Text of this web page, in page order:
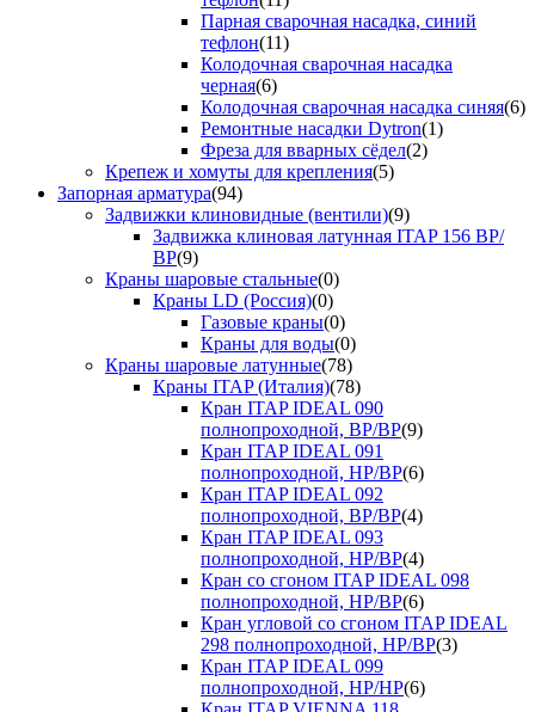
Парная сварочная насадка, синий
тефлон(11)
Колодочная сварочная насадка
черная(6)
Колодочная сварочная насадка синяя(6)
Ремонтные насадки Dytron(1)
Фреза для вварных сёдел(2)
Крепеж и хомуты для крепления(5)
Запорная арматура(94)
Задвижки клиновидные (вентили)(9)
Задвижка клиновая латунная ITAP 156 ВР/
ВР(9)
Краны шаровые стальные(0)
Краны LD (Россия)(0)
Газовые краны(0)
Краны для воды(0)
Краны шаровые латунные(78)
Краны ITAP (Италия)(78)
Кран ITAP IDEAL 090
полнопроходной, ВР/ВР(9)
Кран ITAP IDEAL 091
полнопроходной, НР/ВР(6)
Кран ITAP IDEAL 092
полнопроходной, ВР/ВР(4)
Кран ITAP IDEAL 093
полнопроходной, НР/ВР(4)
Кран со сгоном ITAP IDEAL 098
полнопроходной, НР/ВР(6)
Кран угловой со сгоном ITAP IDEAL
298 полнопроходной, НР/ВР(3)
Кран ITAP IDEAL 099
полнопроходной, НР/НР(6)